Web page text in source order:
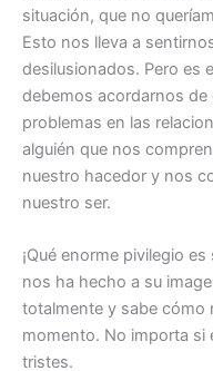
situación, que no
Esto nos lleva a
desilusionados. Pero es
debemos acordarnos de
problemas en las
alguién que nos
nuestro hacedor y nos
nuestro ser.
¡Qué enorme pivilegio
nos ha hecho a su
totalmente y sabe cómo
momento. No importa si
tristes.